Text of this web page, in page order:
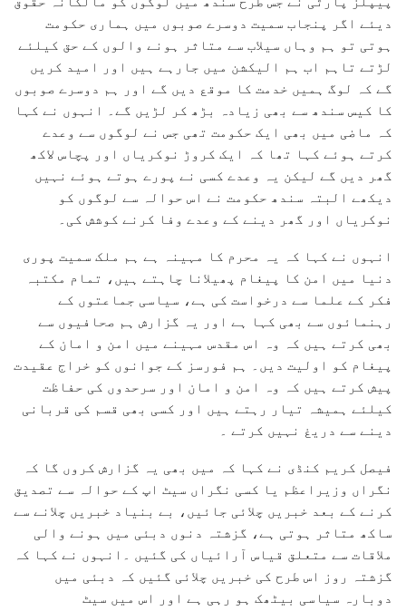
دیئے اگر پنجاب سمیت دوسرے صوبوں میں ہماری حکومت
ہوتی تو ہم وہاں سیلاب سے متاثر ہونے والوں کے حق کیلئے
لڑتے تاہم اب ہم الیکشن میں جارہے ہیں اور امید کریں
گے کہ لوگ ہمیں خدمت کا موقع دیں گے اور ہم دوسرے صوبوں
کا کیس سندھ سے بھی زیادہ بڑھ کر لڑیں گے۔ انہوں نے کہا
کہ ماضی میں بھی ایک حکومت تھی جس نے لوگوں سے وعدے
کرتے ہوئے کہا تھا کہ ایک کروڑ نوکریاں اور پچاس لاکھ
گھر دیں گے لیکن یہ وعدے کسی نے پورے ہوتے ہوئے نہیں
دیکھے البتہ سندھ حکومت نے اس حوالہ سے لوگوں کو
نوکریاں اور گھر دینے کے وعدے وفا کرنے کوشش کی۔
انہوں نے کہا کہ یہ محرم کا مہینہ ہے ہم ملک سمیت پوری
دنیا میں امن کا پیغام پھیلانا چاہتے ہیں، تمام مکتبہ
فکر کے علما سے درخواست کی ہے، سیاسی جماعتوں کے
رہنمائوں سے بھی کہا ہے اور یہ گزارش ہم صحافیوں سے
بھی کرتے ہیں کہ وہ اس مقدس مہینے میں امن و امان کے
پیغام کو اولیت دیں۔ ہم فورسز کے جوانوں کو خراج عقیدت
پیش کرتے ہیں کہ وہ امن و امان اور سرحدوں کی حفاظت
کیلئے ہمیشہ تیار رہتے ہیں اور کسی بھی قسم کی قربانی
دینے سے دریغ نہیں کرتے ۔
فیصل کریم کنڈی نے کہا کہ میں بھی یہ گزارش کروں گا کہ
نگراں وزیراعظم یا کسی نگراں سیٹ اپ کے حوالہ سے تصدیق
کرنے کے بعد خبریں چلائی جائیں، بے بنیاد خبریں چلانے سے
ساکھ متاثر ہوتی ہے، گزشتہ دنوں دبئی میں ہونے والی
ملاقات سے متعلق قیاس آرائیاں کی گئیں ۔انہوں نے کہا کہ
گزشتہ روز اس طرح کی خبریں چلائی گئیں کہ دبئی میں
دوبارہ سیاسی بیٹھک ہو رہی ہے اور اس میں سیٹ